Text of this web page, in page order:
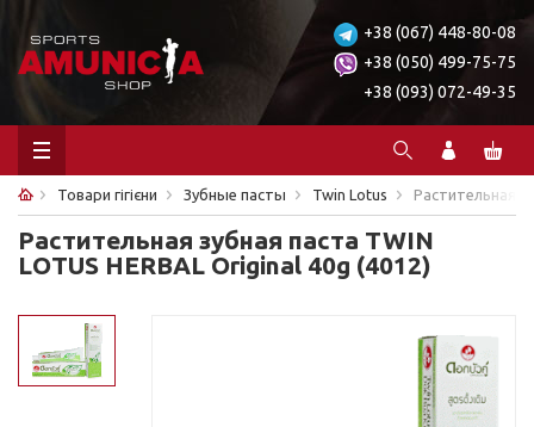
+38 (067) 448-80-08
+38 (050) 499-75-75
+38 (093) 072-49-35
Товари гігієни Зубные пасты Twin Lotus Растительная
Растительная зубная паста TWIN
LOTUS HERBAL Original 40g (4012)